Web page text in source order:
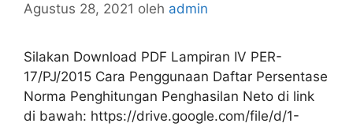
Agustus 28, 2021 oleh admin
Silakan Download PDF Lampiran IV PER-
17/PJ/2015 Cara Penggunaan Daftar Persentase
Norma Penghitungan Penghasilan Neto di link
di bawah: https://drive.google.com/file/d/1-